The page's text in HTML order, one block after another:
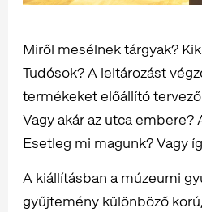
Miről mesélnek tárgyak?
Tudósok? A leltározást
termékeket előállító
Vagy akár az utca embere?
Esetleg mi magunk? Vagy
A kiállításban a múzeumi
gyűjtemény különböző